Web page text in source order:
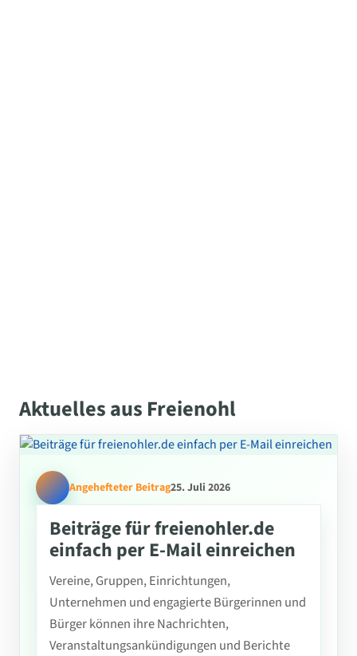
Aktuelles aus Freienohl
Angehefteter Beitrag25. Juli 2026
Beiträge für freienohler.de
einfach per E-Mail einreichen
Vereine, Gruppen, Einrichtungen,
Unternehmen und engagierte Bürgerinnen und
Bürger können ihre Nachrichten,
Veranstaltungsankündigungen und Berichte